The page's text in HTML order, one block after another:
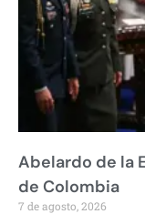
Abelardo de la
de Colombia
7 de agosto, 2026